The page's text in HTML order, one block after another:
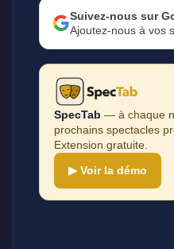
Suivez-nous sur
Ajoutez-nous à vos
SpecTab — à chaque
prochains spectacles
Extension gratuite.
▶ Voir la démo